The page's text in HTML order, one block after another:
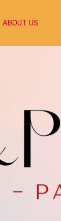
ABOUT US